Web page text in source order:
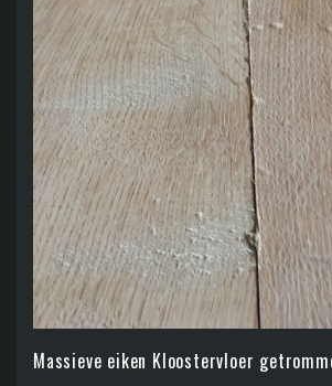
Massieve eiken Kloostervloer